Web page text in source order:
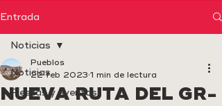
Entrada
Noticias
Fiestas y eventos
Noticias
NUEVA RUTA DEL GR-
Pueblos
22 feb 2023 1 min de lectura